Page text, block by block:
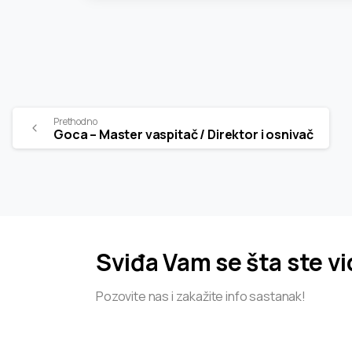
Prethodno
Goca – Master vaspitač / Direktor i osnivač
Sviđa Vam se šta ste
Pozovite nas i zakažite info sastanak!